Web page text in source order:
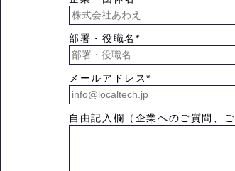
部署・役職名*
メールアドレス*
自由記入欄（企業へのご質問、ご